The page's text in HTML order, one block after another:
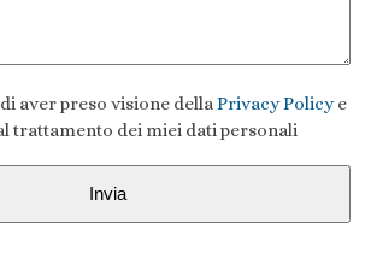
aver preso visione dellaPrivacy Policye
trattamento dei miei dati personali